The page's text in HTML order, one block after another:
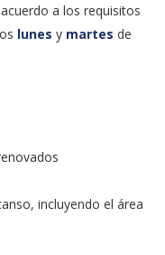
a los requisitos
lunes y martes de
incluyendo el área